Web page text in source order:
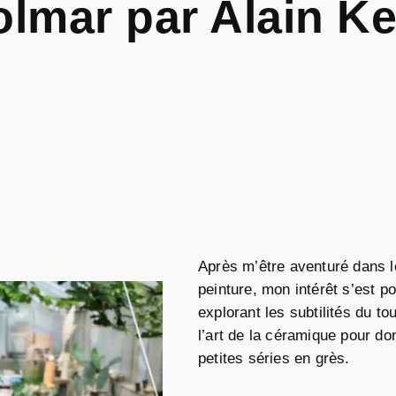
par Alain
Après m’être aventuré dans
peinture, mon intérêt s’est
explorant les subtilités du
l’art de la céramique pour
petites séries en grès.